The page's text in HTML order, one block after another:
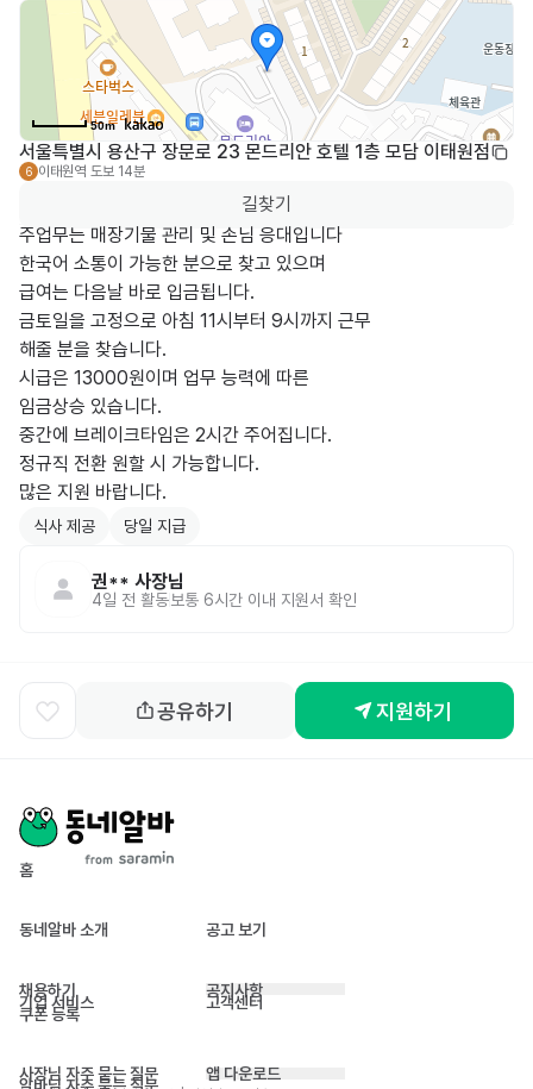
50m
서울특별시 용산구 장문로 23 몬드리안 호텔 1층 모담 이태원점
6 이태원역 도보 14분
길찾기
주업무는 매장기물 관리 및 손님 응대입니다
한국어 소통이 가능한 분으로 찾고 있으며
급여는 다음날 바로 입금됩니다.
금토일을 고정으로 아침 11시부터 9시까지 근무
해줄 분을 찾습니다.
시급은 13000원이며 업무 능력에 따른
임금상승 있습니다.
중간에 브레이크타임은 2시간 주어집니다.
정규직 전환 원할 시 가능합니다.
식사 제공 당일 지급
권** 사장님
4일 전 활동 보통 6시간 이내 지원서 확인
공유하기 지원하기
홈
동네알바 소개 공고 보기
채용하기
기업 서비스
쿠폰 등록
공지사항
고객센터
사장님 자주 묻는 질문 앱 다운로드